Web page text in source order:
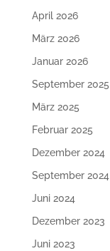
April 2026
März 2026
Januar 2026
September 2025
März 2025
Februar 2025
Dezember 2024
September 2024
Juni 2024
Dezember 2023
Juni 2023